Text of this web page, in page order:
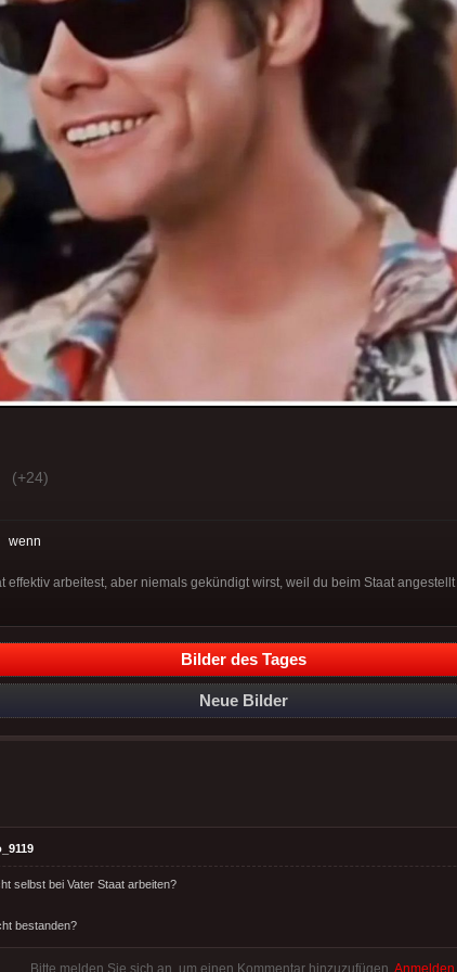
(+24)
wenn
effektiv arbeitest, aber niemals gekündigt wirst, weil du beim Staat
Bilder des Tages
Neue Bilder
selbst bei Vater Staat arbeiten?
bestanden?
Bitte melden Sie sich an, um einen Kommentar hinzuzufügen. Anmelden